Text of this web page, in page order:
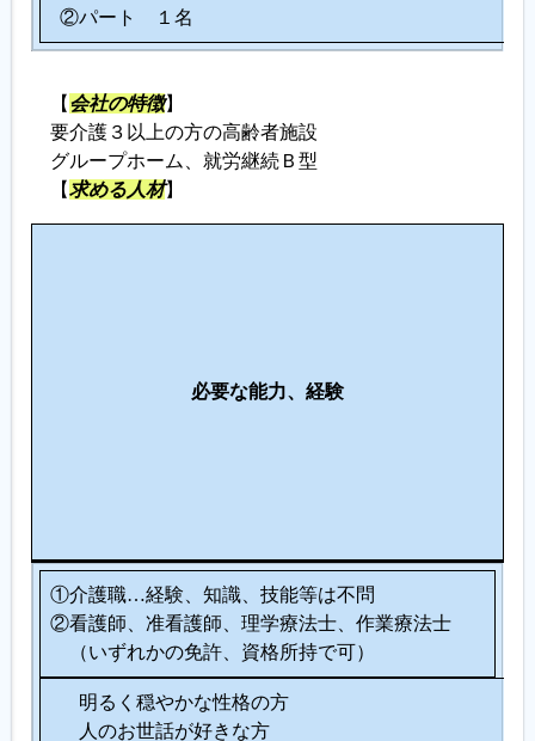
②パート １名
【 会社の特徴】
要介護３以上の方の高齢者施設
グループホーム、就労継続Ｂ型
【求める人材】
必要な能力、経験
①介護職…経験、知識、技能等は不問
②看護師、准看護師、理学療法士、作業療法士
（いずれかの免許、資格所持で可）
明るく穏やかな性格の方
人のお世話が好きな方